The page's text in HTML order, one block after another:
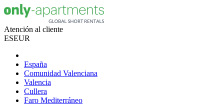
Atención al cliente
ESEUR
España
Comunidad Valenciana
Valencia
Cullera
Faro Mediterráneo